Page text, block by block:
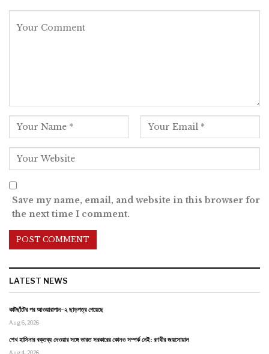
Save my name, email, and website in this browser for
the next time I comment.
LATEST NEWS
কাটছাঁটের পর আওয়ারাপান-২ ছাড়পত্র পেয়েছে
Aug 6, 2026
শেখ হাসিনার বক্তব্য দেওয়ার সঙ্গে ভারত সরকারের কোনও সম্পর্ক নেই: রণধীর জয়সোয়াল
Aug 4, 2026